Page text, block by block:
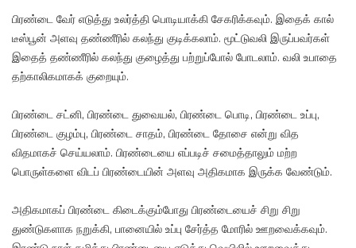
பிரண்டை வேர் எடுத்து உலர்த்தி பொடியாக்கி சேகரிக்கவும். இதைக் கால்
டீஸ்பூன் அளவு தண்ணீரில் கலந்து குடிக்கலாம். மூட்டுவலி இருப்பவர்கள்
இதைத் தண்ணீரில் கலந்து குழைத்து பற்றுப்போல் போடலாம். வலி உபாதை
தற்காலிகமாகக் குறையும்.
பிரண்டை சட்னி, பிரண்டை துவையல், பிரண்டை பொடி, பிரண்டை உப்பு,
பிரண்டை குழம்பு, பிரண்டை சாதம், பிரண்டை தோசை என்று வித
விதமாகச் செய்யலாம். பிரண்டையை எப்படிச் சமைத்தாலும் மற்ற
பொருள்களை விடப் பிரண்டையின் அளவு அதிகமாக இருக்க வேண்டும்.
அதிகமாகப் பிரண்டை கிடைக்கும்போது பிரண்டையைச் சிறு சிறு
துண்டுகளாக நறுக்கி, பானையில் உப்பு சேர்த்த மோரில் ஊறவைக்கவும்.